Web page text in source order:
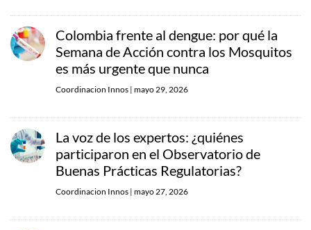
Colombia frente al dengue: por qué la
Semana de Acción contra los Mosquitos
es más urgente que nunca
Coordinacion Innos | mayo 29, 2026
La voz de los expertos: ¿quiénes
participaron en el Observatorio de
Buenas Prácticas Regulatorias?
Coordinacion Innos | mayo 27, 2026